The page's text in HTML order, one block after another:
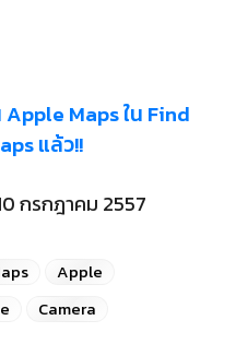
Maps ใน Find
แล้ว!!
กรกฎาคม 2557
Apple
Camera